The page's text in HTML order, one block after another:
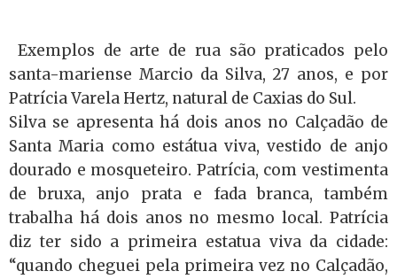
Exemplos de arte de rua são praticados pelo
santa-mariense Marcio da Silva, 27 anos, e por
Patrícia Varela Hertz, natural de Caxias do Sul.
Silva se apresenta há dois anos no Calçadão de
Santa Maria como estátua viva, vestido de anjo
dourado e mosqueteiro. Patrícia, com vestimenta
de bruxa, anjo prata e fada branca, também
trabalha há dois anos no mesmo local. Patrícia
diz ter sido a primeira estatua viva da cidade:
“quando cheguei pela primeira vez no Calçadão,